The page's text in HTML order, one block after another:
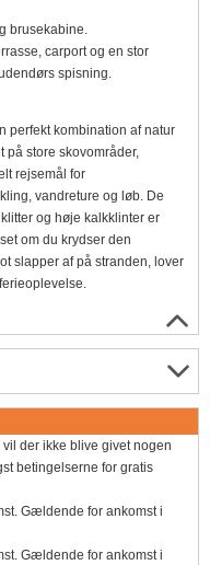
brusekabine.
carport og en stor
spisning.
perfekt kombination af natur
på store skovområder,
rejsemål for
vandreture og løb. De
og høje kalkklinter er
om du krydser den
slapper af på stranden, lover
der ikke blive givet nogen
betingelserne for gratis
Gældende for ankomst i
Gældende for ankomst i